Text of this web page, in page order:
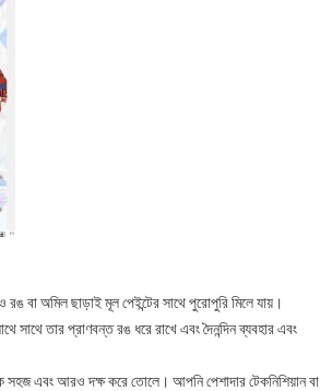
বা অমিল ছাড়াই মূল পেইন্টের সাথে পুরোপুরি মিলে যায়।
সাথে তার প্রাণবন্ত রঙ ধরে রাখে এবং দৈনন্দিন ব্যবহার এবং
সহজ এবং আরও দক্ষ করে তোলে। আপনি পেশাদার টেকনিশিয়ান বা